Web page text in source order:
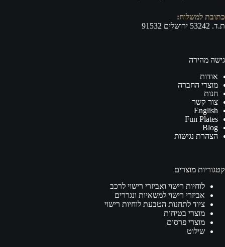
כתובת למשלוח:
ת.ד. 53242 ירושלים 91532
גישה מהירה
אודות
מוצרי החברה
חנות
צור קשר
English
Fun Plates
Blog
הצהרת נגישות
קטגוריות מוצרים
לוחיות רישוי ואביזרי רישוי לרכב
אביזרי רישוי למשאיות ונגררים
ציוד לתחנות הטבעת לוחיות רישוי
מוצרי בטיחות
מוצרי פרסום
שילוט